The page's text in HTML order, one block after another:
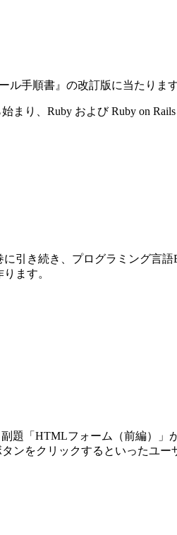
ル手順書』の改訂版に当たりま
まり、Ruby および Ruby on
引き続き、プログラミング言
ます。
題「HTMLフォーム（前編）
ンをクリックするといったユー